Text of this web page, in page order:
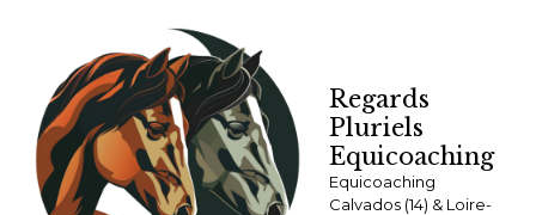
Regards
Pluriels
Equicoaching
Equicoaching
Calvados (14) & Loire-